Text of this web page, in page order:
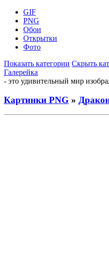
GIF
PNG
Обои
Открытки
Фото
Показать категории Скрыть
Галерейка
- это удивительный мир
Картинки PNG »